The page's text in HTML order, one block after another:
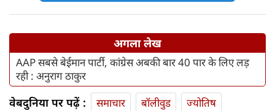
अगला लेख
AAP सबसे बेईमान पार्टी, कांग्रेस अबकी बार 40 पार के लिए लड़
रही : अनुराग ठाकुर
वेबदुनिया पर पढ़ें : समाचार बॉलीवुड
ज्योतिष